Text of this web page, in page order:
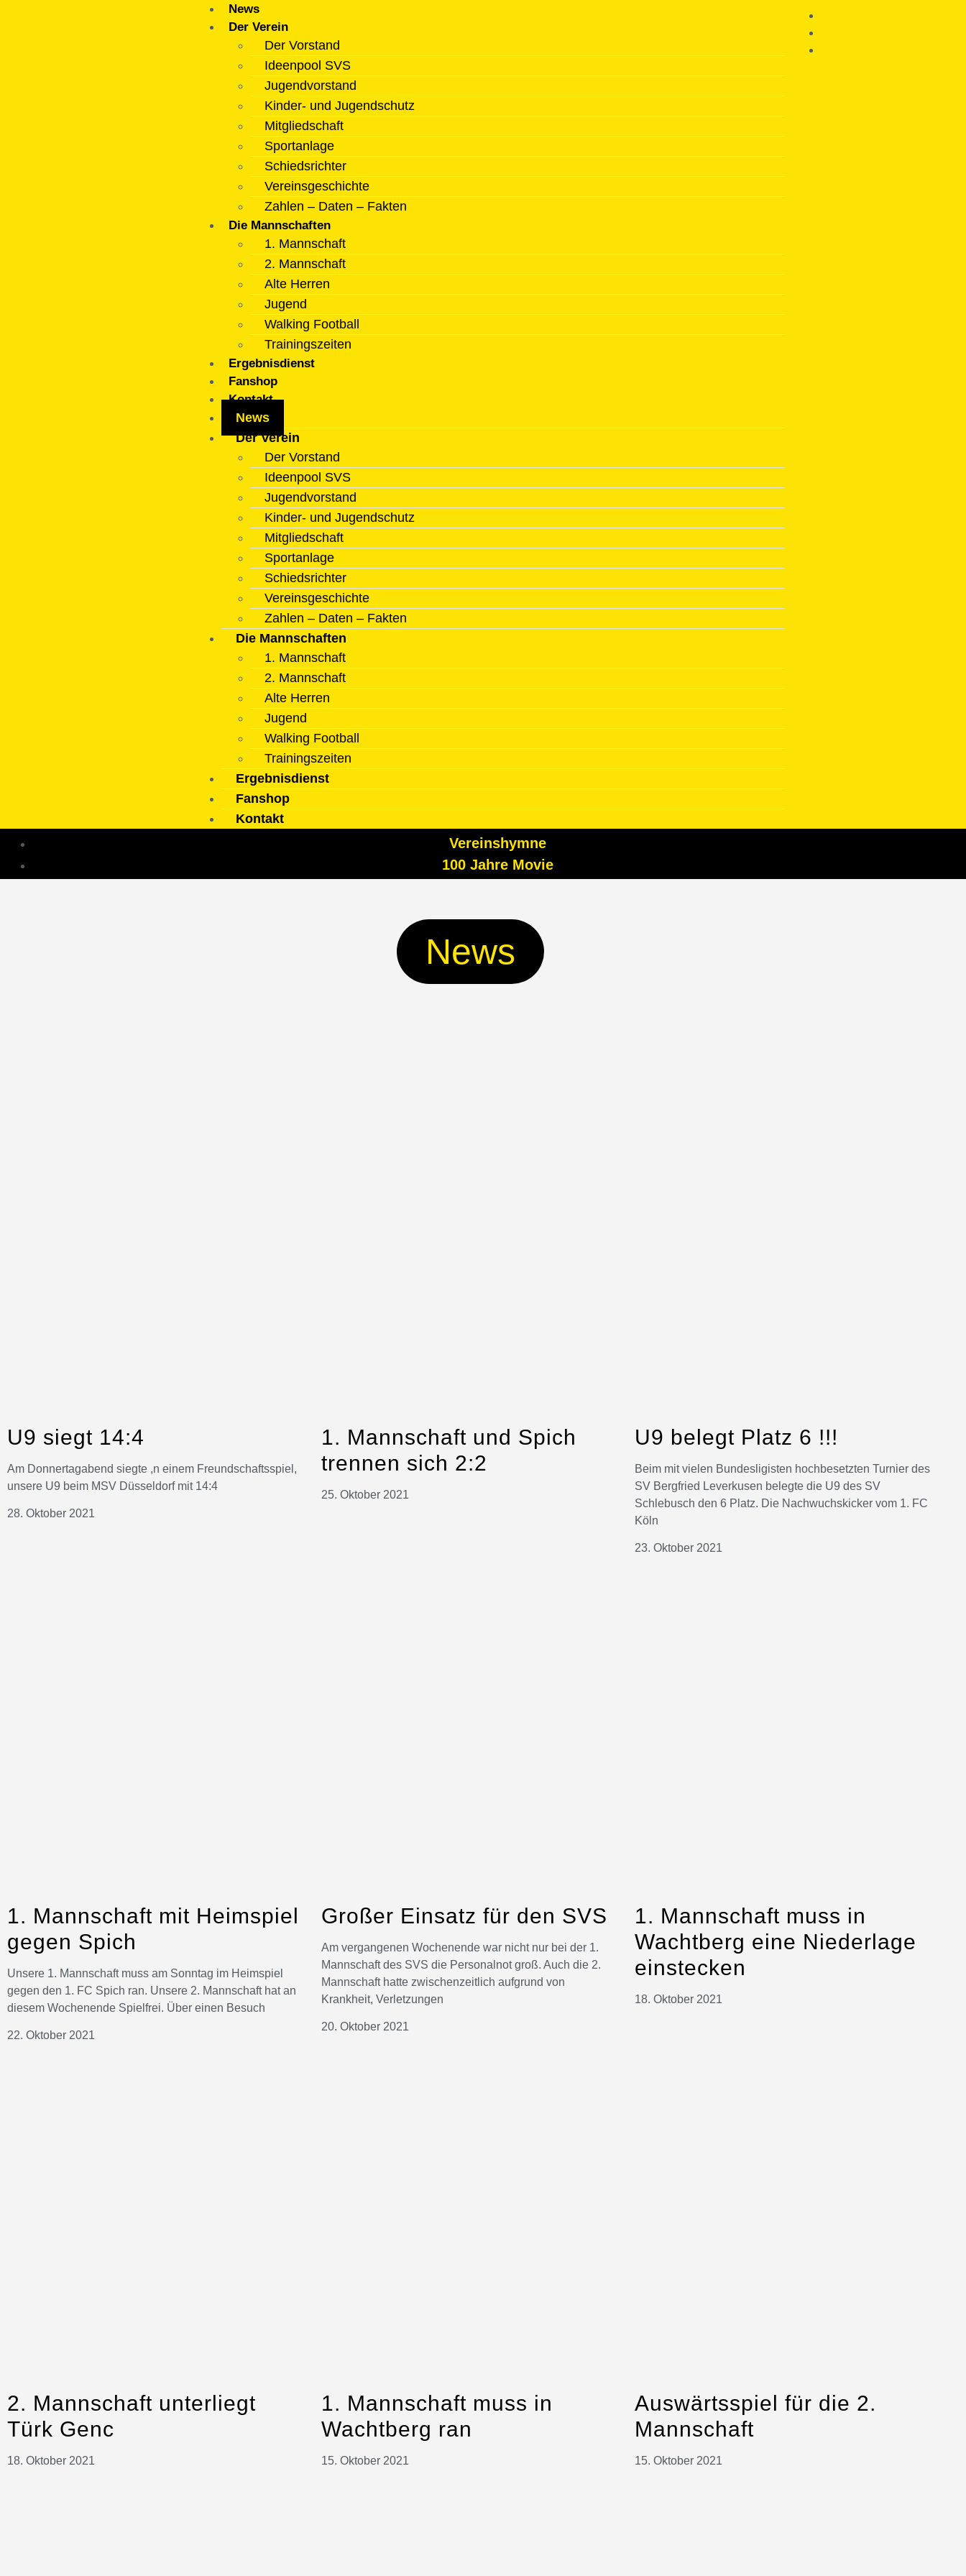
News
Der Verein
Der Vorstand
Ideenpool SVS
Jugendvorstand
Kinder- und Jugendschutz
Mitgliedschaft
Sportanlage
Schiedsrichter
Vereinsgeschichte
Zahlen – Daten – Fakten
Die Mannschaften
1. Mannschaft
2. Mannschaft
Alte Herren
Jugend
Walking Football
Trainingszeiten
Ergebnisdienst
Fanshop
Kontakt
News
Der Verein
Der Vorstand
Ideenpool SVS
Jugendvorstand
Kinder- und Jugendschutz
Mitgliedschaft
Sportanlage
Schiedsrichter
Vereinsgeschichte
Zahlen – Daten – Fakten
Die Mannschaften
1. Mannschaft
2. Mannschaft
Alte Herren
Jugend
Walking Football
Trainingszeiten
Ergebnisdienst
Fanshop
Kontakt
Vereinshymne
100 Jahre Movie
News
U9 siegt 14:4
Am Donnertagabend siegte ,n einem Freundschaftsspiel,
unsere U9 beim MSV Düsseldorf mit 14:4
28. Oktober 2021
1. Mannschaft und Spich
trennen sich 2:2
25. Oktober 2021
U9 belegt Platz 6 !!!
Beim mit vielen Bundesligisten hochbesetzten Turnier des
SV Bergfried Leverkusen belegte die U9 des SV
Schlebusch den 6 Platz. Die Nachwuchskicker vom 1. FC
Köln
23. Oktober 2021
1. Mannschaft mit Heimspiel
gegen Spich
Unsere 1. Mannschaft muss am Sonntag im Heimspiel
gegen den 1. FC Spich ran. Unsere 2. Mannschaft hat an
diesem Wochenende Spielfrei. Über einen Besuch
22. Oktober 2021
Großer Einsatz für den SVS
Am vergangenen Wochenende war nicht nur bei der 1.
Mannschaft des SVS die Personalnot groß. Auch die 2.
Mannschaft hatte zwischenzeitlich aufgrund von
Krankheit, Verletzungen
20. Oktober 2021
1. Mannschaft muss in
Wachtberg eine Niederlage
einstecken
18. Oktober 2021
2. Mannschaft unterliegt
Türk Genc
18. Oktober 2021
1. Mannschaft muss in
Wachtberg ran
15. Oktober 2021
Auswärtsspiel für die 2.
Mannschaft
15. Oktober 2021